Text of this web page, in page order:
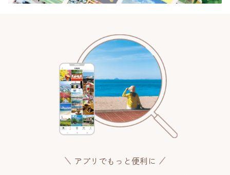
アプリでもっと便利に